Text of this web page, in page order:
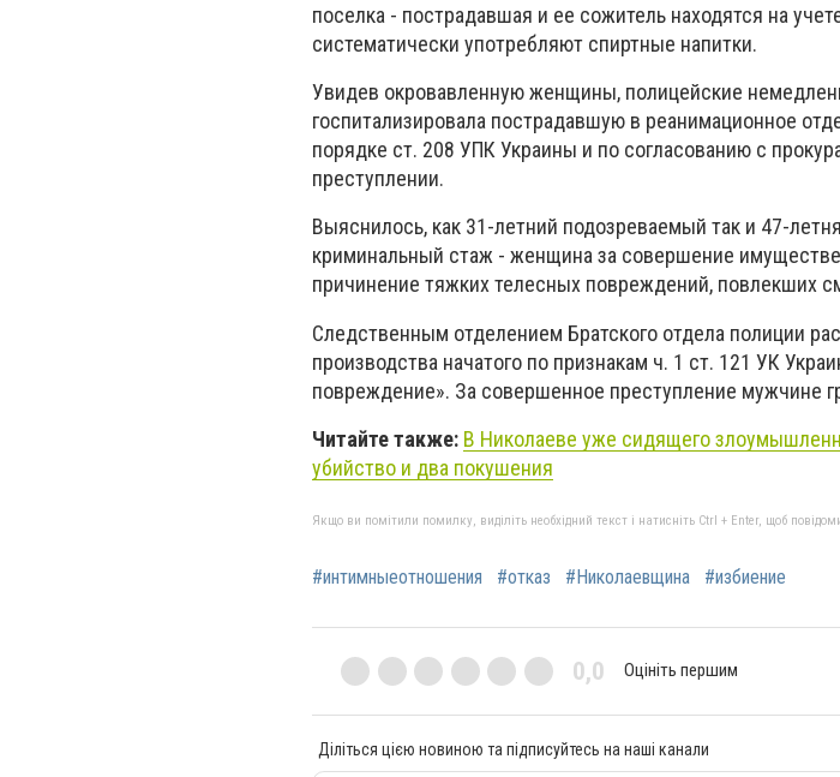
поселка - пострадавшая и ее сожитель находятся на
систематически употребляют спиртные напитки.
Увидев окровавленную женщины, полицейские
госпитализировала пострадавшую в реанимационное
порядке ст. 208 УПК Украины и по согласованию с
преступлении.
Выяснилось, как 31-летний подозреваемый так и 47-
криминальный стаж - женщина за совершение
причинение тяжких телесных повреждений, повлекших
Следственным отделением Братского отдела полиции
производства начатого по признакам ч. 1 ст. 121 УК
повреждение». За совершенное преступление мужчине
Читайте также: В Николаеве уже сидящего
убийство и два покушения
Якщо ви помітили помилку, виділіть необхідний текст і натисніть Ctrl + Enter, щоб
#интимныеотношения #отказ #Николаевщина #избиение
0,0 Оцініть першим
Діліться цією новиною та підписуйтесь на наші канали